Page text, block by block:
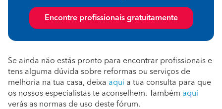
Encontre profissionais gratuitamente
Se ainda não estás pronto para encontrar profissionais e
tens alguma dúvida sobre reformas ou serviços de
melhoria na tua casa, deixa aqui a tua consulta para que
os nossos especialistas te aconselhem. Também aqui
verás as normas de uso deste fórum.